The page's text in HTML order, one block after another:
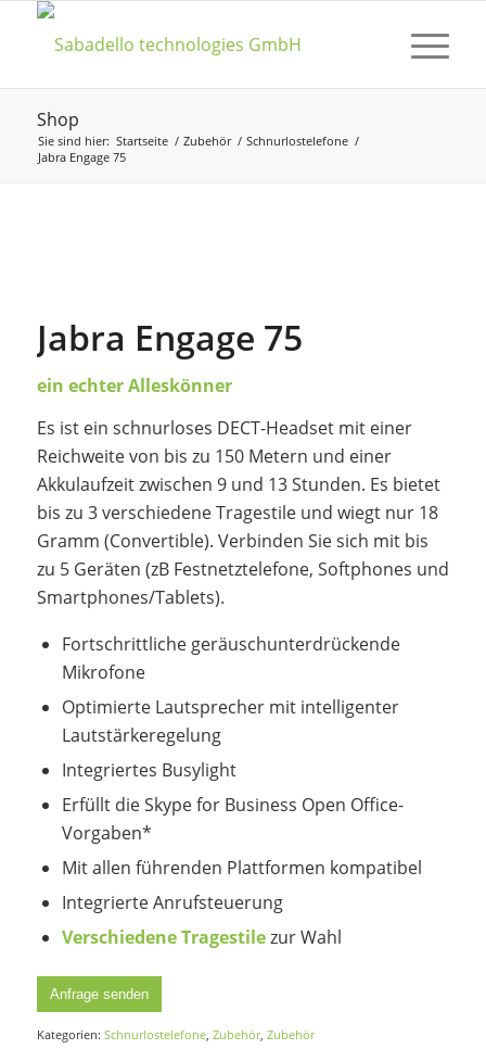
Shop
Sie sind hier: Startseite / Zubehör / Schnurlostelefone /
Jabra Engage 75
Jabra Engage 75
ein echter Alleskönner
Es ist ein schnurloses DECT-Headset mit einer
Reichweite von bis zu 150 Metern und einer
Akkulaufzeit zwischen 9 und 13 Stunden. Es bietet
bis zu 3 verschiedene Tragestile und wiegt nur 18
Gramm (Convertible). Verbinden Sie sich mit bis
zu 5 Geräten (zB Festnetztelefone, Softphones und
Smartphones/Tablets).
Fortschrittliche geräuschunterdrückende
Mikrofone
Optimierte Lautsprecher mit intelligenter
Lautstärkeregelung
Integriertes Busylight
Erfüllt die Skype for Business Open Office-
Vorgaben*
Mit allen führenden Plattformen kompatibel
Integrierte Anrufsteuerung
Verschiedene Tragestilezur Wahl
Anfrage senden
Kategorien: Schnurlostelefone, Zubehör, Zubehör